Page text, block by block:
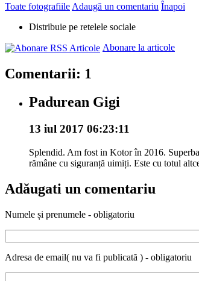
Toate fotografiile Adaugă un comentariu Înapoi
Distribuie pe retelele sociale
Abonare la articole
Comentarii: 1
Padurean Gigi
13 iul 2017 06:23:11
Splendid. Am fost in Kotor în 2016.
rămâne cu siguranță uimiți. Este cu totul
Adăugati un comentariu
Numele și prenumele - obligatoriu
Adresa de email( nu va fi publicată ) - obligatoriu